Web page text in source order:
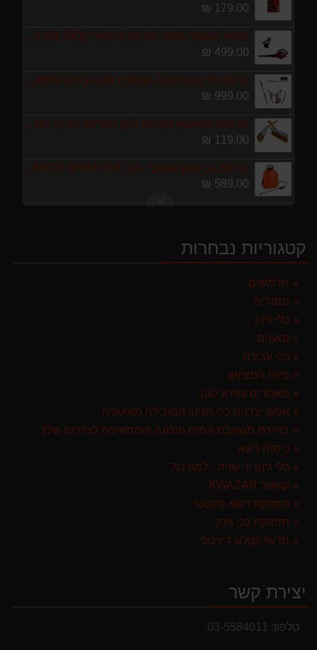
499.00 ₪
ערכת כלי גינון לגובה הכוללת מוט גבהים טלסקופי 5 מטר, מסור, תוכי ומספרי גבהים גדר חי גרלנד GARLAND באנדל האדסון
999.00 ₪
מגרטא מטאטא מגרפה דגם האדסון מבית GARLAND ספרד
119.00 ₪
מרסס גב נטען שטוקר STOCKER BACKPACK SPRAYER 10L איטליה
589.00 ₪
מגזמת נטענת | גוזם גדר חיה נטען GARLAND SET KEEPER 20V 252-V23 גוף בלבד
299.00 ₪
מפוח חשמלי נושף יונק וגורס הארי HARRY LSN 2900
קטגוריות נבחרות
חרמשים
מסורים
כלי גינון
נטענים
כלי עבודה
פינת המציאון
מאמרים ומידע לגנן
אפקו יצרנית כלי הגינון המובילה מאיטליה
בחירת משאבת המים הנכונה והמתאימה לצרכים שלך
כיסוח דשא
כלי גינון יד שניה - למה כן?
קוואזר KWAZAR
תחזוקת דשא סינטטי
תחזוקת כלי גינון
חדש! קטלוג דיגיטלי
יצירת קשר
טלפון: 03-5584011
מבצעים והנחות